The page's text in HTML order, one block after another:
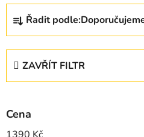
Ř
z
p
r
Řadit podle:
ZAVŘÍT FILTR
Cena